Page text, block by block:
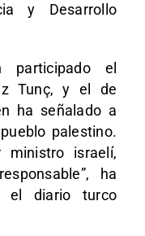
y Desarrollo
participado el
Tunç, y el de
ha señalado a
palestino.
ministro israelí,
ha
el diario turco